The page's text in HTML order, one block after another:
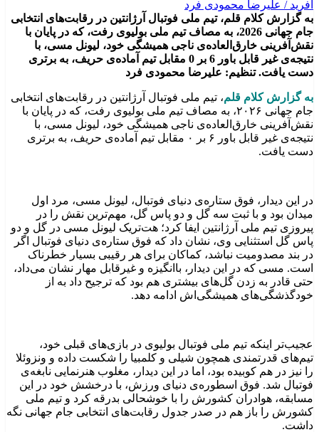
به گزارش کلام قلم، تیم ملی فوتبال آرژانتین در رقابت‌های انتخابی
جام جهانی 2026، به مصاف تیم ملی بولیوی رفت، که در پایان با
نقش‌آفرینی خارق‌العاده‌ی ناجی همیشگی خود، لیونل مسی، با
نتیجه‌ی غیر قابل باور 6 بر 0 مقابل تیم آماده‌ی حریف، به برتری
دست یافت. تنظیم: علیرضا محمودی فرد
به گزارش کلام قلم، تیم ملی فوتبال آرژانتین در رقابت‌های انتخابی
جام جهانی ۲۰۲۶، به مصاف تیم ملی بولیوی رفت، که در پایان با
نقش‌آفرینی خارق‌العاده‌ی ناجی همیشگی خود، لیونل مسی، با
نتیجه‌ی غیر قابل باور ۶ بر ۰ مقابل تیم آماده‌ی حریف، به برتری
دست یافت.
در این دیدار، فوق ستاره‌ی دنیای فوتبال، لیونل مسی، مرد اول
میدان بود و با ثبت سه گل و دو پاس گل، مهم‌ترین نقش را در
پیروزی تیم ملی آرژانتین ایفا کرد؛ هت‌تریک لیونل مسی در گل و دو
پاس گل استثنایی وی، نشان داد که فوق ستاره‌ی دنیای فوتبال اگر
در بند مصدومیت نباشد، کماکان برای هر رقیبی بسیار خطرناک
است. مسی که در این دیدار، باانگیزه و غیرقابل مهار نشان می‌داد،
حتی قادر به زدن گل‌های بیشتری هم بود که ترجیح داد به از
خودگذشگی‌های همیشگی‌اش ادامه دهد.
عجیب‌تر اینکه تیم ملی فوتبال بولیوی در بازی‌های قبلی خود،
تیم‌های قدرتمندی همچون شیلی و کلمبیا را شکست داده و ونزوئلا
را نیز در هم کوبیده بود، اما در این دیدار، مغلوب هنرنمایی نابغه‌ی
فوتبال شد. فوق اسطوره‌ی دنیای ورزش، با درخشش خود در این
مسابقه، هوادران کشورش را با خوشحالی بدرقه کرد و تیم ملی
کشورش را باز هم در صدر جدول رقابت‌های انتخابی جام جهانی نگه
داشت.